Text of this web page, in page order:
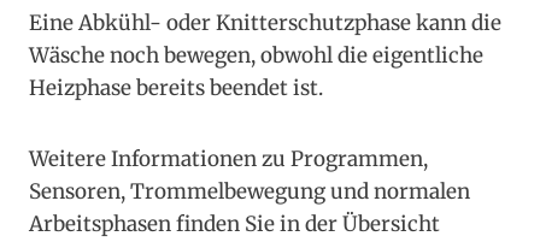
Eine Abkühl- oder Knitterschutzphase kann die
Wäsche noch bewegen, obwohl die eigentliche
Heizphase bereits beendet ist.
Weitere Informationen zu Programmen,
Sensoren, Trommelbewegung und normalen
Arbeitsphasen finden Sie in der Übersicht